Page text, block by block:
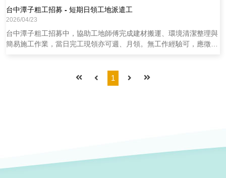
台中潭子粗工招募 - 短期日領工地派遣工
2026/04/23
台中潭子粗工招募中，協助工地師傅完成建材搬運、環境清潔整理與
簡易施工作業，當日完工現領亦可週、月領。無工作經驗可，應徵上
1